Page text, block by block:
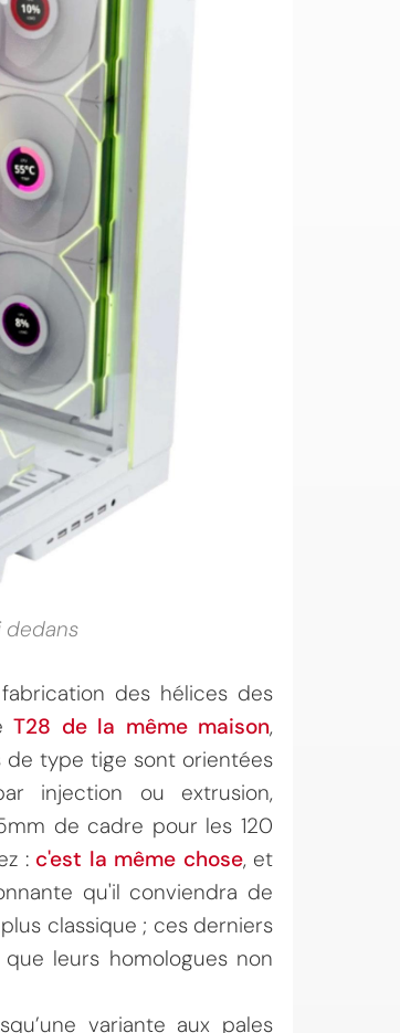
dedans
des hélices des
T28 de la même maison,
de type tige sont orientées
injection ou extrusion,
de cadre pour les 120
: c'est la même chose, et
qu'il conviendra de
classique ; ces derniers
leurs homologues non
variante aux pales